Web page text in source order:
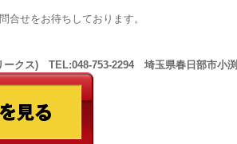
合せをお待ちしております。
ークス) TEL:048-753-2294 埼玉県春日部市小渕